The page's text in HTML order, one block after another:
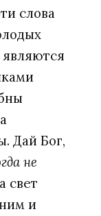
слова
Дай Бог,
не
свет
и